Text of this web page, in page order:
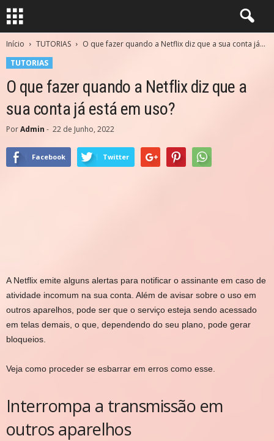
Início TUTORIAS
O que fazer quando a Netflix diz que a sua conta já...
TUTORIAS
O que fazer quando a Netflix diz que a
sua conta já está em uso?
PorAdmin - 22 de Junho, 2022
Facebook Twitter
A Netflix emite alguns alertas para notificar o assinante em caso de
atividade incomum na sua conta. Além de avisar sobre o uso em
outros aparelhos, pode ser que o serviço esteja sendo acessado
em telas demais, o que, dependendo do seu plano, pode gerar
bloqueios.
Veja como proceder se esbarrar em erros como esse.
Interrompa a transmissão em
outros aparelhos